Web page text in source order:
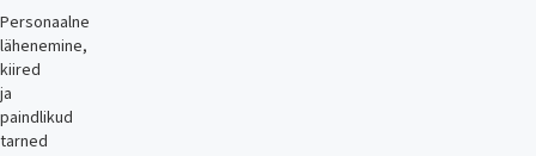
Personaalne
lähenemine,
kiired
ja
paindlikud
tarned